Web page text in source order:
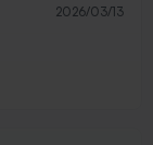
2026/03/13